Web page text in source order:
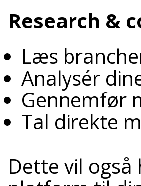
Research &
Læs
Analysér
Gennemfør
Tal direkte
Dette vil